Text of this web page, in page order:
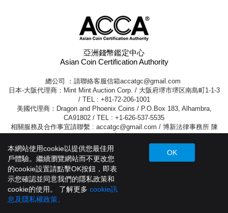
本網站使用cookie以提供您最佳用
戶體驗。繼續瀏覽網站而不更改您
的cookie設置請點擊OK按鈕，即表
示您確認並同意我們的隱私政策和
cookie的使用。 了解更多 cookie訊
息及隱私權政策。
OK
亞洲錢幣鑑定中心
Asian Coin Certification Authority
總公司 ：請聯絡客服信箱accatgc@gmail.com
日本-大阪代理商：Mint Mint Auction Corp. / 大阪府堺市堺区南島町1-1-3
/ TEL : +81-72-206-1001
美國代理商：Dragon and Phoenix Coins / P.O.Box 183, Alhambra,
CA91802 / TEL : +1-626-537-5535
相關服務及合作事宜請聯繫 : accatgc@gmail.com / 博新法律事務所 陳
Copyright © ACCA 亞洲錢幣鑑定中心 . All Rights Reserved.
JH